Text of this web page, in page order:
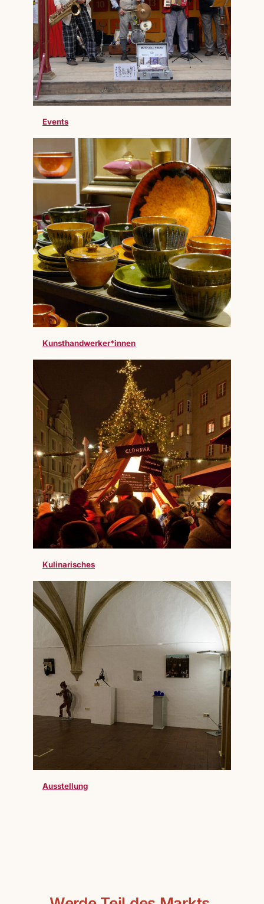
Events
Kunsthandwerker*innen
Kulinarisches
Ausstellung